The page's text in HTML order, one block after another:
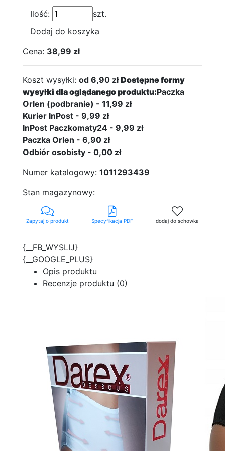
Ilość:
szt.
Dodaj do koszyka
Cena: 38,99 zł
Koszt wysyłki: od 6,90 złDostępne formy
wysyłki dla oglądanego produktu:Paczka
Orlen (podbranie) - 11,99 zł
Kurier InPost - 9,99 zł
InPost Paczkomaty24 - 9,99 zł
Paczka Orlen - 6,90 zł
Odbiór osobisty - 0,00 zł
Numer katalogowy: 1011293439
Stan magazynowy:
Zapytaj o produkt Specyfikacja PDF dodaj do schowka
{__FB_WYSLIJ}
{__GOOGLE_PLUS}
Opis produktu
Recenzje produktu (0)